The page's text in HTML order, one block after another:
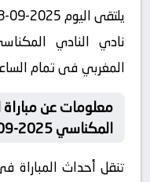
نادي النادي
المغربي فى تمام الساعه 20:00 بتوقيت
معلومات عن
المكناسي 2025-09-28
تنقل أحداث المباراة